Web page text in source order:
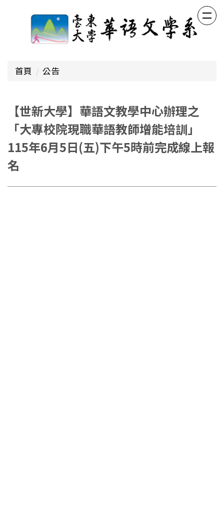
首頁 公告
【世新大學】華語文教學中心辦理之
「大專校院現職華語教師增能培訓」
115年6月5日(五)下午5時前完成線上報
名